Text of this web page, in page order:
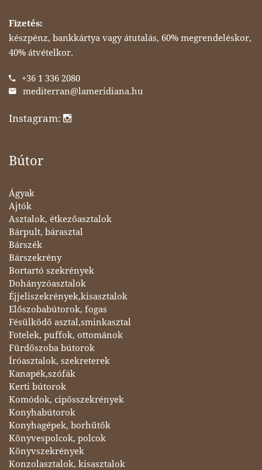
Fizetés:
készpénz, bankkártya vagy átutalás, 60% megrendeléskor,
40% átvételkor.
+36 1 336 2080
mediterran@lameridiana.hu
Instagram:
Bútor
Ágyak
Ajtók
Asztalok, étkezőasztalok
Bárpult, bárasztal
Bárszék
Bárszekrény
Bortartó szekrények
Dohányzóasztalok
Éjjeliszekrények,kisasztalok
Előszobabútorok, fogas
Fésülködő asztal,sminkasztal
Fotelek, puffok, ottománok
Fürdőszoba bútorok
Íróasztalok, szekreterek
Kanapék,szófák
Kerti bútorok
Komódok, cipősszekrények
Konyhabútorok
Konyhagépek, borhűtők
Könyvespolcok, polcok
Könyvszekrények
Konzolasztalok, kisasztalok